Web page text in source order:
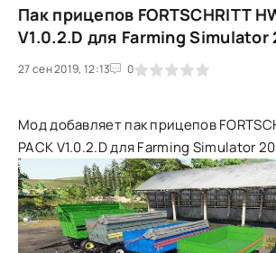
Пак прицепов FORTSCHRITT
V1.0.2.D для Farming Simulator
27 сен 2019, 12:13 0
1 2 3 4 5
Мод добавляет пак прицепов
PACK V1.0.2.D для Farming Simulator